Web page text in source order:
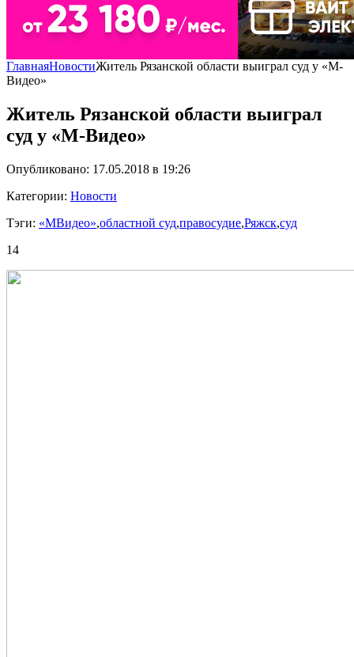
ГлавнаяНовостиЖитель Рязанской области выиграл суд у «М-
Видео»
Житель Рязанской области выиграл
суд у «М-Видео»
Опубликовано: 17.05.2018 в 19:26
Категории: Новости
Тэги: «МВидео»,областной суд,правосудие,Ряжск,суд
14